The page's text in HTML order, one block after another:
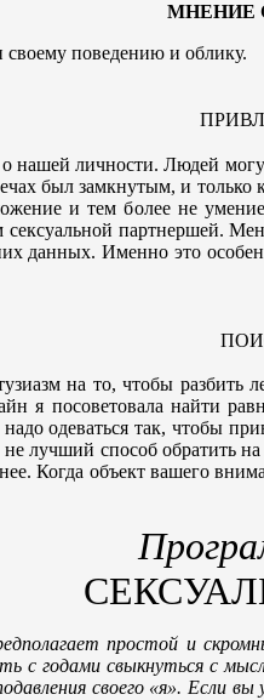
МНЕНИЕ
поведению и облику.
нашей личности. Людей
был замкнутым, и
и тем более не
партнершей.
данных. Именно это
на то, чтобы разбить
я посоветовала найти
одеваться так, чтобы
лучший способ обратить
Когда объект вашего
простой и
с годами свыкнуться с
своего «я».